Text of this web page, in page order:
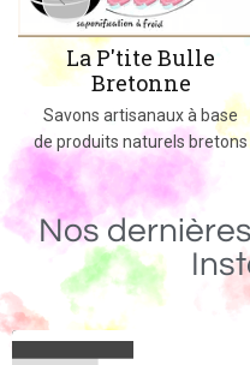
L'Ile aux Crayons
Fabricateur de Crayons
en branche d'arbres
Nos